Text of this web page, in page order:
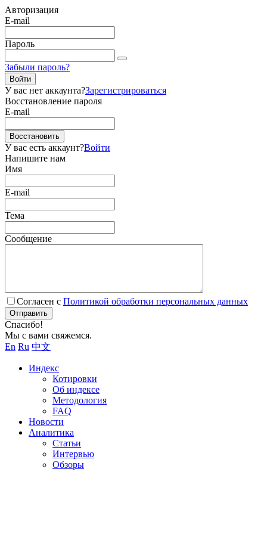
Авторизация
E-mail
Пароль
Забыли пароль?
Войти
У вас нет аккаунта?Зарегистрироваться
Восстановление пароля
E-mail
Восстановить
У вас есть аккаунт?Войти
Напишите нам
Имя
E-mail
Тема
Сообщение
Согласен с Политикой обработки персональных данных
Отправить
Спасибо!
Мы с вами свяжемся.
En Ru 中文
Индекс
Котировки
Об индексе
Методология
FAQ
Новости
Аналитика
Статьи
Интервью
Обзоры